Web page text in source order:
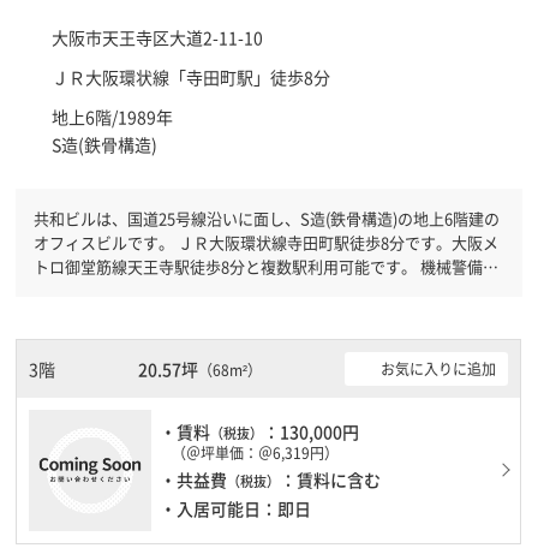
大阪市天王寺区大道2-11-10
ＪＲ大阪環状線「寺田町駅 」徒歩8分
地上6階/1989年
S造(鉄骨構造)
共和ビルは、国道25号線沿いに面し、S造(鉄骨構造)の地上6階建の
オフィスビルです。 ＪＲ大阪環状線寺田町駅徒歩8分です。大阪メ
トロ御堂筋線天王寺駅徒歩8分と複数駅利用可能です。 機械警備が
メです。土日・祝日も利用可能になりますので自由に出入りが出来
ます。
3階 20.57坪 （68m²） お気に入りに追加
・賃料 （税抜） ：130,000円
（＠坪単価：＠6,319円）
・共益費 （税抜）
：賃料に含む
・入居可能日：即日